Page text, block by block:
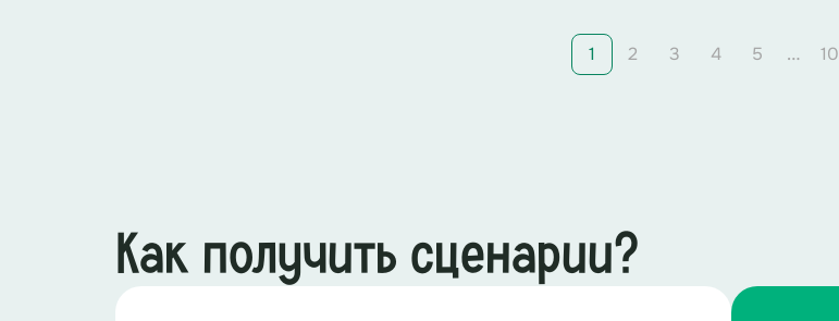
1 2 3 4 5 … 10
Как получить сценарии?